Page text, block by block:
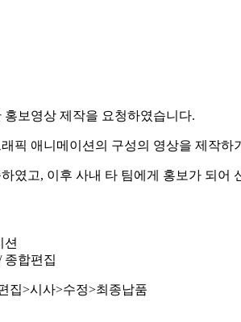
보영상 제작을 요청하였습니다.
픽 애니메이션의 구성의 영상을 제작하
였고, 이후 사내 타 팀에게 홍보가 되어
션
종합편집
집>시사>수정>최종납품